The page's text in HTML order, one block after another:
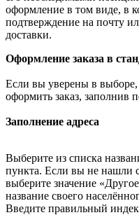
оформление в том виде, в
подтверждение на почту
доставки.
Оформление заказа в
Если вы уверены в выборе,
оформить заказ, заполнив
Заполнение адреса
Выберите из списка
пункта. Если вы не нашли
выберите значение
название своего
Введите правильный